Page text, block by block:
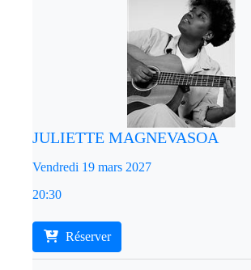
JULIETTE MAGNEVASOA
Vendredi 19 mars 2027
20:30
Réserver